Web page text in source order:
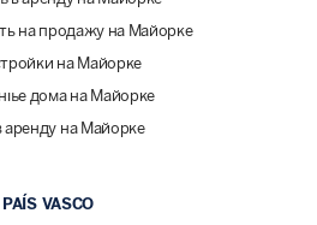
на продажу на Майорке
на Майорке
дома на Майорке
аренду на Майорке
PAÍS VASCO